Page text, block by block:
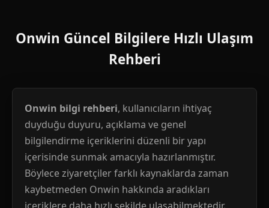
Onwin Güncel Bilgilere Hızlı Ulaşım
Rehberi
Onwin bilgi rehberi, kullanıcıların ihtiyaç
duyduğu duyuru, açıklama ve genel
bilgilendirme içeriklerini düzenli bir yapı
içerisinde sunmak amacıyla hazırlanmıştır.
Böylece ziyaretçiler farklı kaynaklarda zaman
kaybetmeden Onwin hakkında aradıkları